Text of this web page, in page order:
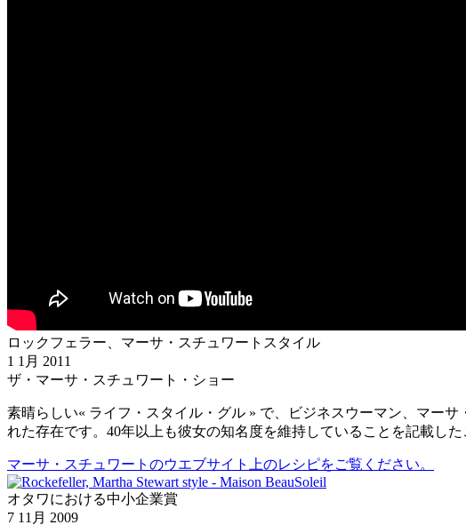
ロックフェラー、マーサ・スチュワートスタイル
1 1月 2011
ザ・マーサ・スチュワート・ショー
素晴らしい« ライフ・スタイル・グル » で、ビジネスウーマン、マー
れた存在です。40年以上も彼女の知名度を維持していることを記載し
マーサ・スチュワートのウエブサイト上のレシピをご覧ください。
オタワにおける中小企業賞
7 11月 2009